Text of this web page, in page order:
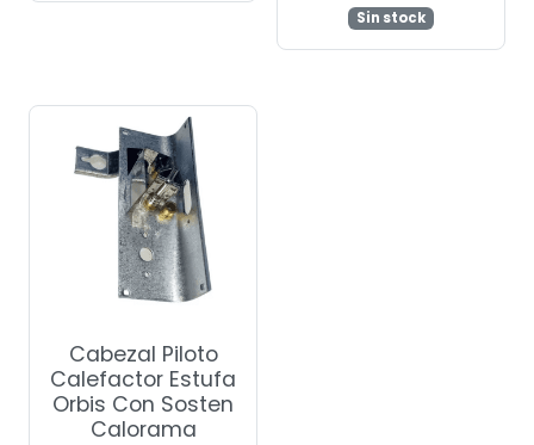
Sin stock
Cabezal Piloto
Calefactor Estufa
Orbis Con Sosten
Calorama